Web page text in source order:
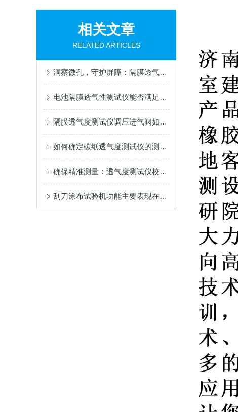
相关文章
RELATED ARTICLES
洞察微孔，守护屏障：隔膜透气度测定仪，材料性能的精密标尺
电池隔膜透气性测试仪能否满足新能源行业的特殊要求？
隔膜透气度测试仪调压进气阀如何精准调节？
如何确定碳纸透气度测试仪的测量范围？
确保精准测量：透气度测试仪校准规范解析
刮刀涂布试验机功能主要表现在以下几个方面